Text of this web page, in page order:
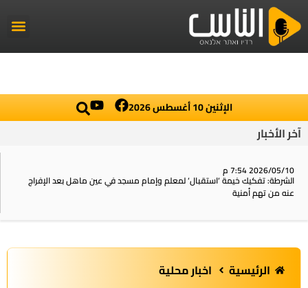
الإثنين 10 أغسطس 2026
آخر الأخبار
2026/05/10 7:54 م
الشرطة: تفكيك خيمة ‘استقبال‘ لمعلم وإمام مسجد في عين ماهل بعد الإفراج
عنه من تهم أمنية
الرئيسية اخبار محلية